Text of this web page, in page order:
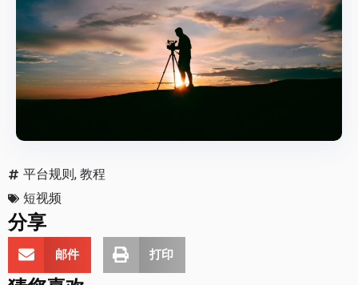
平台规则, 教程
短视频
分享
邮件 打印